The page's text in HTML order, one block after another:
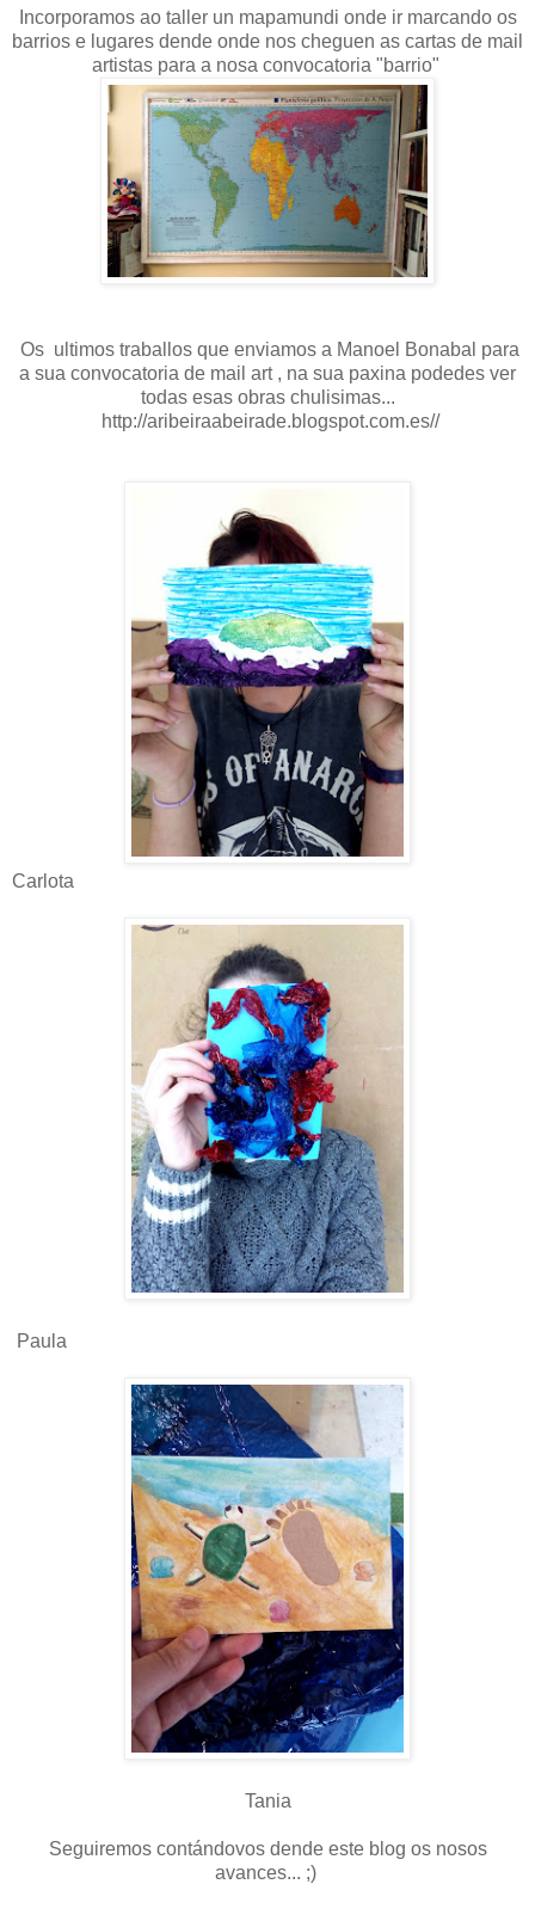
Incorporamos ao taller un mapamundi onde ir marcando os
barrios e lugares dende onde nos cheguen as cartas de mail
artistas para a nosa convocatoria "barrio"
Os ultimos traballos que enviamos a Manoel Bonabal para
a sua convocatoria de mail art , na sua paxina podedes ver
todas esas obras chulisimas...
http://aribeiraabeirade.blogspot.com.es//
Carlota
Paula
Tania
Seguiremos contándovos dende este blog os nosos
avances... ;)